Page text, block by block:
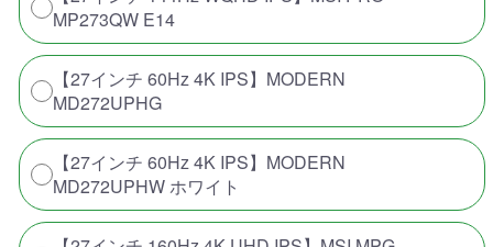
MP273QW E14
【27インチ 60Hz 4K IPS】MODERN
MD272UPHG
【27インチ 60Hz 4K IPS】MODERN
MD272UPHW ホワイト